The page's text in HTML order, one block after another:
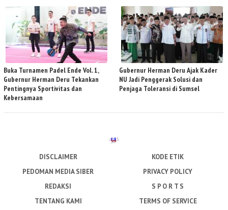
Buka Turnamen Padel Ende Vol. 1,
Gubernur Herman Deru Tekankan
Pentingnya Sportivitas dan
Kebersamaan
Gubernur Herman Deru Ajak Kader
NU Jadi Penggerak Solusi dan
Penjaga Toleransi di Sumsel
DISCLAIMER
KODE ETIK
PEDOMAN MEDIA SIBER
PRIVACY POLICY
REDAKSI
S P O R T S
TENTANG KAMI
TERMS OF SERVICE